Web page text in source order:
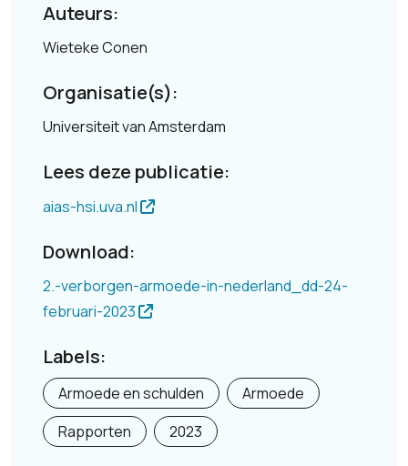
Auteurs:
Wieteke Conen
Organisatie(s):
Universiteit van Amsterdam
Lees deze publicatie:
aias-hsi.uva.nl
Download:
2.-verborgen-armoede-in-nederland_dd-24-
februari-2023
Labels:
Armoede en schulden
Armoede
Rapporten
2023